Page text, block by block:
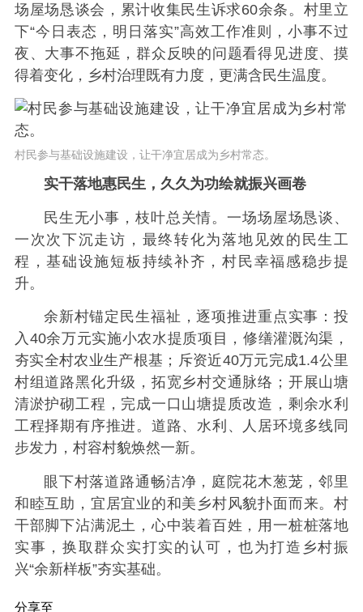
场屋场恳谈会，累计收集民生诉求60余条。村里立
下“今日表态，明日落实”高效工作准则，小事不过
夜、大事不拖延，群众反映的问题看得见进度、摸
得着变化，乡村治理既有力度，更满含民生温度。
村民参与基础设施建设，让干净宜居成为乡村常态。
实干落地惠民生，久久为功绘就振兴画卷
民生无小事，枝叶总关情。一场场屋场恳谈、
一次次下沉走访，最终转化为落地见效的民生工
程，基础设施短板持续补齐，村民幸福感稳步提
升。
余新村锚定民生福祉，逐项推进重点实事：投
入40余万元实施小农水提质项目，修缮灌溉沟渠，
夯实全村农业生产根基；斥资近40万元完成1.4公里
村组道路黑化升级，拓宽乡村交通脉络；开展山塘
清淤护砌工程，完成一口山塘提质改造，剩余水利
工程择期有序推进。道路、水利、人居环境多线同
步发力，村容村貌焕然一新。
眼下村落道路通畅洁净，庭院花木葱茏，邻里
和睦互助，宜居宜业的和美乡村风貌扑面而来。村
干部脚下沾满泥土，心中装着百姓，用一桩桩落地
实事，换取群众实打实的认可，也为打造乡村振
兴“余新样板”夯实基础。
分享至